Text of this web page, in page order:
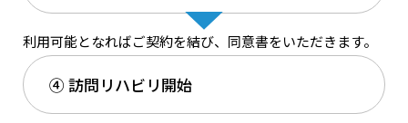
利⽤可能となればご契約を結び、同意書をいただきます。
④ 訪問リハビリ開始